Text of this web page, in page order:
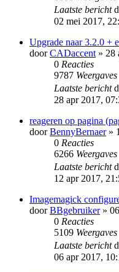
Laatste bericht
02 mei 2017,
Upgrade naar 3.2.0 +
doorCADaccent» 28
0 Reacties
9787 Weergaves
Laatste bericht
28 apr 2017,
reageren op pagina
doorBennyBernaer»
0 Reacties
6266 Weergaves
Laatste bericht
12 apr 2017,
Imagemagick
doorBBgebruiker»
0 Reacties
5109 Weergaves
Laatste bericht
06 apr 2017,